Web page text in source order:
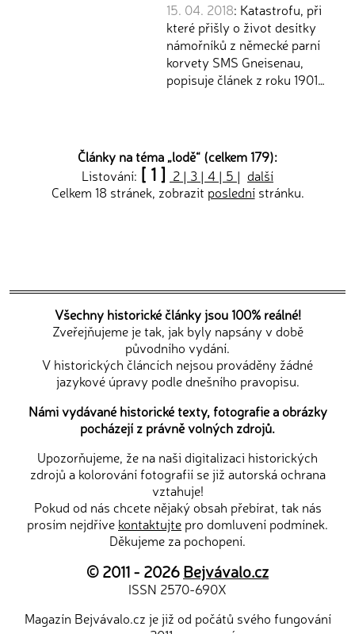
15. 04. 2018: Katastrofu, při
které přišly o život desítky
námořníků z německé parní
korvety SMS Gneisenau,
popisuje článek z roku 1901…
Články na téma „lodě“ (celkem 179):
Listování: [ 1 ] 2 | 3 | 4 | 5 | další
Celkem 18 stránek, zobrazit poslednístránku.
Všechny historické články jsou 100% reálné!
Zveřejňujeme je tak, jak byly napsány v době
původního vydání.
V historických článcích nejsou prováděny žádné
jazykové úpravy podle dnešního pravopisu.
Námi vydávané historické texty, fotografie a obrázky
pocházejí z právně volných zdrojů.
Upozorňujeme, že na naši digitalizaci historických
zdrojů a kolorování fotografií se již autorská ochrana
vztahuje!
Pokud od nás chcete nějaký obsah přebírat, tak nás
prosím nejdříve kontaktujte pro domluvení podmínek.
Děkujeme za pochopení.
© 2011 - 2026Bejvávalo.cz
ISSN 2570-690X
Magazín Bejvávalo.cz je již od počátů svého fungování